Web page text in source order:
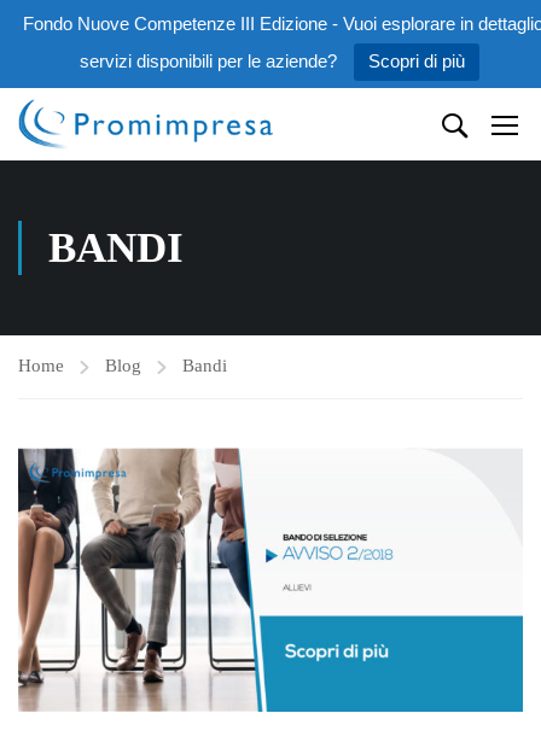
Fondo Nuove Competenze III Edizione - Vuoi esplorare in
servizi disponibili per le aziende?
Scopri di più
BANDI
Home Blog Bandi